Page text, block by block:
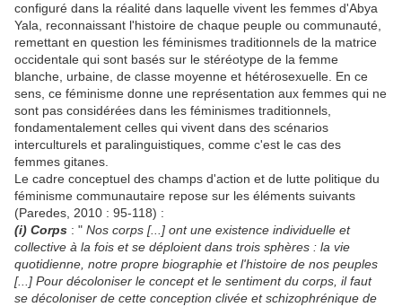
configuré dans la réalité dans laquelle vivent les femmes d'Abya
Yala, reconnaissant l'histoire de chaque peuple ou communauté,
remettant en question les féminismes traditionnels de la matrice
occidentale qui sont basés sur le stéréotype de la femme
blanche, urbaine, de classe moyenne et hétérosexuelle. En ce
sens, ce féminisme donne une représentation aux femmes qui ne
sont pas considérées dans les féminismes traditionnels,
fondamentalement celles qui vivent dans des scénarios
interculturels et paralinguistiques, comme c'est le cas des
femmes gitanes.
Le cadre conceptuel des champs d'action et de lutte politique du
féminisme communautaire repose sur les éléments suivants
(Paredes, 2010 : 95-118) :
(i) Corps : " Nos corps [...] ont une existence individuelle et
collective à la fois et se déploient dans trois sphères : la vie
quotidienne, notre propre biographie et l'histoire de nos peuples
[...] Pour décoloniser le concept et le sentiment du corps, il faut
se décoloniser de cette conception clivée et schizophrénique de